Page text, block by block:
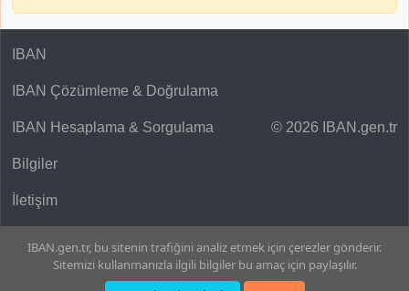
© 2026 IBAN.gen.tr
IBAN
IBAN Çözümleme & Doğrulama
IBAN Hesaplama & Sorgulama
Bilgiler
İletişim
IBAN.gen.tr, bu sitenin trafiğini analiz etmek için çerezler gönderir.
Sitemizi kullanmanızla ilgili bilgiler bu amaç için paylaşılır.